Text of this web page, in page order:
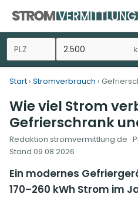
Inhalt
springen
Start › Stromverbrauch ›
Wie viel Strom
Gefrierschrank
Redaktion stromvermittlung.de ·
Stand 09.08.2026
Ein modernes
170–260 kWh Strom im